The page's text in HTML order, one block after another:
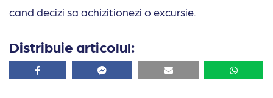
cand decizi sa achizitionezi o excursie.
Distribuie articolul:
Facebook Facebook Email